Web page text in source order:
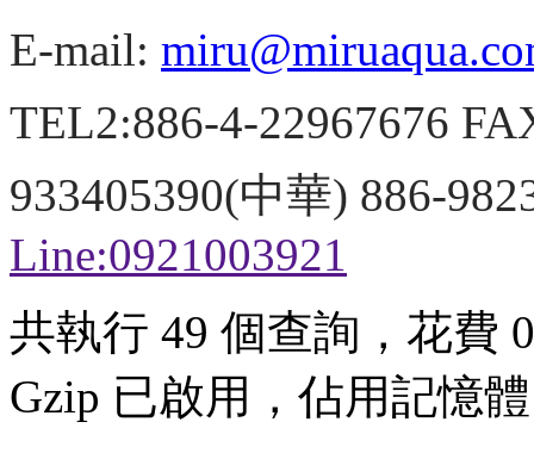
E-mail:
TEL2:886-4-22967676
933405390(中華) 886-
Line:0921003921
共執行 49 個查詢，花費
Gzip 已啟用，佔用記憶